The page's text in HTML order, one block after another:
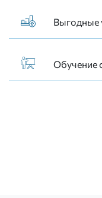
Выгодные
Обучение